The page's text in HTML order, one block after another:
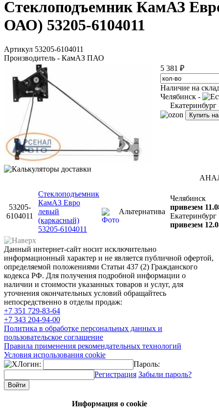
Стеклоподъемник КамАЗ
ОАО) 53205-6104011
Артикул 53205-6104011
Производитель - КамАЗ ПАО
5 381 ₽
Наличие на
Челябинск -
Купить
53205-
6104011
Стеклоподъемник
КамАЗ Евро
левый
(каркасный)
53205-6104011
Альтернатива
Челябинск
привезем
Екатеринбург
привезем
Данный интернет-сайт носит исключительно
информационный характер и не является публичной офертой,
определяемой положениями Статьи 437 (2) Гражданского
кодекса РФ. Для получения подробной информации о
наличии и стоимости указанных товаров и услуг, для
уточнения окончательных условий обращайтесь
непосредственно в отделы продаж:
+7 351 729-83-64
+7 343 204-94-00
Политика в обработке персональных данных и
пользовательское соглашение
Правила применения рекомендательных технологий
Условия использования cookie
Логин:
Пароль:
Регистрация Забыли пароль?
Информация о cookie